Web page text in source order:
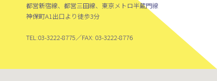
都営新宿線、都営三田線、東京メトロ半蔵門線
神保町A1出口より徒歩3分
TEL:03-3222-8775／FAX: 03-3222-8776